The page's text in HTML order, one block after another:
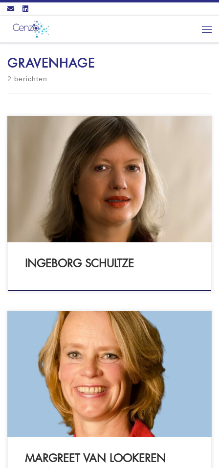
Ga naar inhoud
GRAVENHAGE
2 berichten
ACI Praktijk voor eerstelijns psychologie Van
Boetzelaerlaan 136 2581 AX DEN HAAG - GZ-
psycholoog (BIG: 09051416525) - NIP
geregistreerd
INGEBORG SCHULTZE
Psychologenpraktijk Margreet van Lookeren
Campagne Van Boetzelaerlaan 136 2581 AX
DEN HAAG - GZ-psycholoog
(BIG: 59019165925) - Lid NVGzP - Lid VEN
MARGREET VAN LOOKEREN